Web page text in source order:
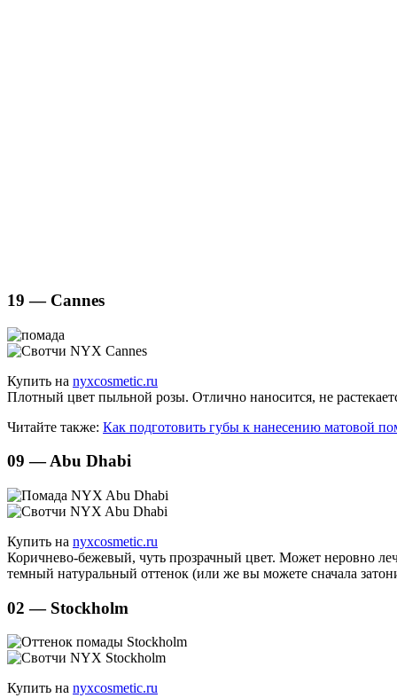
19 — Cannes
Купить на nyxcosmetic.ru
Плотный цвет пыльной розы. Отлично наносится, не
Читайте также: Как подготовить губы к нанесению матовой
09 — Abu Dhabi
Купить на nyxcosmetic.ru
Коричнево-бежевый, чуть прозрачный цвет. Может неровно
темный натуральный оттенок (или же вы можете сначала
02 — Stockholm
Купить на nyxcosmetic.ru